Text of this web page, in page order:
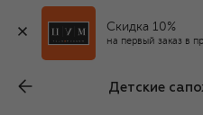
Скидка 10%
на первый заказ в